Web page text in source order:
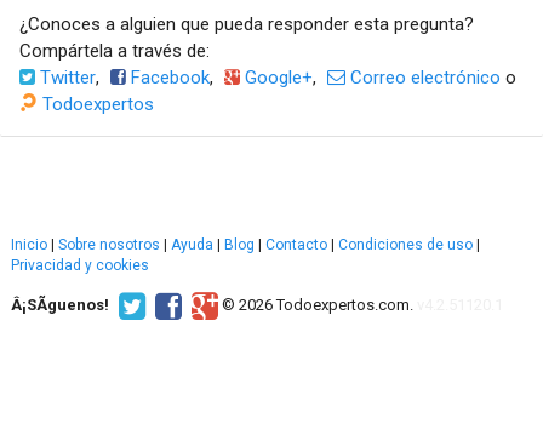
¿Conoces a alguien que pueda responder esta pregunta?
Compártela a través de:
Twitter, Facebook, Google+, Correo electrónico o
Todoexpertos
Inicio Sobre nosotros Ayuda Blog Contacto Condiciones de uso
Privacidad y cookies
Â¡SÃ­guenos! © 2026 Todoexpertos.com.